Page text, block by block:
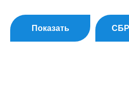
Показать